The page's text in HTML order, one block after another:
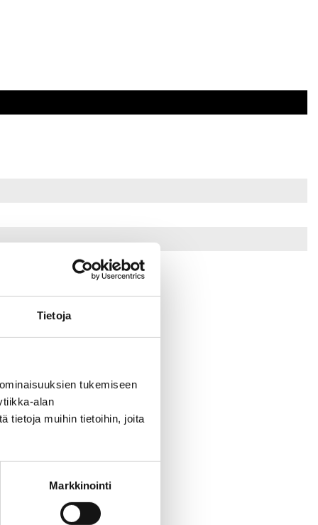
Tietoja
tukemiseen
alan
tietoja muihin tietoihin, joita
Markkinointi